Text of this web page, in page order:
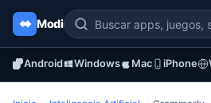
Modi
Android Windows Mac iPhone